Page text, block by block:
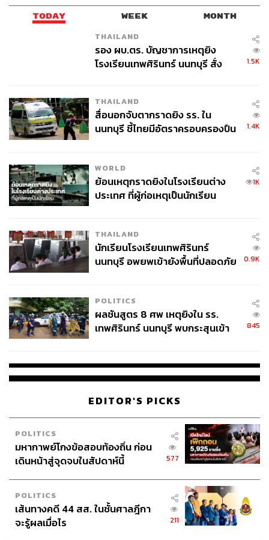
TODAY WEEK MONTH
THAILAND
รอง ผบ.ตร. บัญชาการเหตุยิง
โรงเรียนเทพศิรินทร์ นนทบุรี สั่ง
1.5K
THAILAND
สื่อนอกจับตากราดยิง รร. ใน
นนทบุรี ชี้ไทยมีอัตราครอบครองปืน
1.4K
WORLD
ย้อนเหตุกราดยิงในโรงเรียนต่าง
ประเทศ ที่ผู้ก่อเหตุเป็นนักเรียน
1K
THAILAND
นักเรียนโรงเรียนเทพศิรินทร์
นนทบุรี อพยพเข้ายังพื้นที่ปลอดภัย
0.9K
POLITICS
ผลชันสูตร 8 ศพ เหตุยิงใน รร.
เทพศิรินทร์ นนทบุรี พบกระสุนเข้า
845
EDITOR'S PICKS
POLITICS
มหากาพย์โกงข้อสอบท้องถิ่น ก่อน
เดินหน้าสู่จุดจบในสัปดาห์นี้
577
POLITICS
เส้นทางคดี 44 สส. ในชั้นศาลฎีกา
จะรู้ผลเมื่อไร
211